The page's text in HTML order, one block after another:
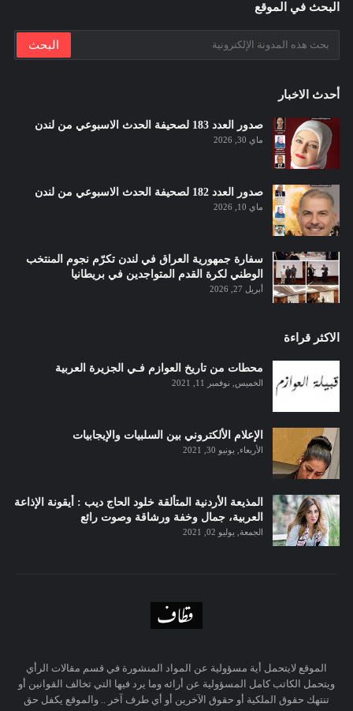
البحث في الموقع
أحدث الاخبار
صدور العدد 183 لصحيفة الحدث الاسبوعي من لندن
ماي 30, 2026
صدور العدد 182 لصحيفة الحدث الاسبوعي من لندن
ماي 10, 2026
سفارة جمهورية العراق في لندن تكرّم نجوم المنتخب
الوطني لكرة القدم المتواجدين في بريطانيا
أبريل 27, 2026
الاكثر قراءة
محطات من تاريخ العوازم فـي الجزيرة العربية
الخميس, نوفمبر 11, 2021
الإعلام الألكتروني بين السلبيات والإيجابيات
الأربعاء, يونيو 30, 2021
المذيعة الأردنية المتألقة خلود الحاج ديب : أيقونة الإذاعة
العربية، جمال وخفة ورشاقة وصوت رائع
الجمعة, يوليو 02, 2021
الموقع لايتحمل أية مسؤولية عن المواد المنشورة في قسم مقالات الرأي
ويتحمل الكاتب كامل المسؤولية عن أرائه وما يرد فيها التي تخالف القوانين أو
تنتهك حقوق الملكية أو حقوق الآخرين أو أي طرف آخر .. والموقع يكفل حق